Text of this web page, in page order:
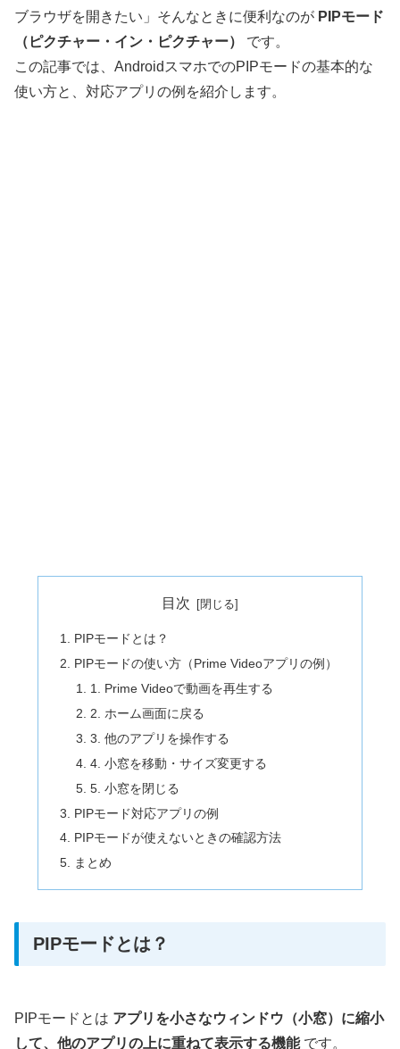
ブラウザを開きたい」そんなときに便利なのが PIPモード
（ピクチャー・イン・ピクチャー）
です。
この記事では、AndroidスマホでのPIPモードの基本的な
使い方と、対応アプリの例を紹介します。
目次
PIPモードとは？
PIPモードの使い方（Prime Videoアプリの例）
1. Prime Videoで動画を再生する
2. ホーム画面に戻る
3. 他のアプリを操作する
4. 小窓を移動・サイズ変更する
5. 小窓を閉じる
PIPモード対応アプリの例
PIPモードが使えないときの確認方法
まとめ
PIPモードとは？
PIPモードとは アプリを小さなウィンドウ（小窓）に縮小
して、他のアプリの上に重ねて表示する機能です。